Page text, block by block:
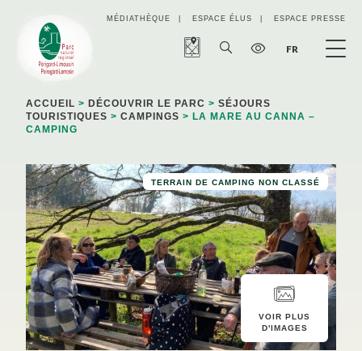
MÉDIATHÈQUE ESPACE ÉLUS ESPACE PRESSE
FR
ACCUEIL > DÉCOUVRIR LE PARC > SÉJOURS
TOURISTIQUES > CAMPINGS > LA MARE AU CANNA –
CAMPING
TERRAIN DE CAMPING NON CLASSÉ
VOIR PLUS
D'IMAGES